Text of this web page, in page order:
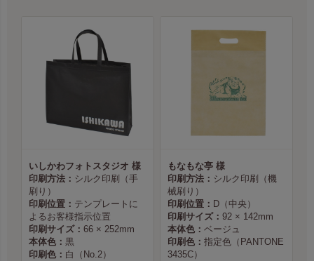
いしかわフォトスタジオ 様
印刷方法： シルク印刷（手
刷り）
印刷位置： テンプレートに
よるお客様指示位置
印刷サイズ： 66 × 252mm
本体色： 黒
印刷色： 白（No.2）
もなもな亭 様
印刷方法： シルク印刷（機
械刷り）
印刷位置： D（中央）
印刷サイズ： 92 × 142mm
本体色： ベージュ
印刷色： 指定色（PANTONE
3435C）